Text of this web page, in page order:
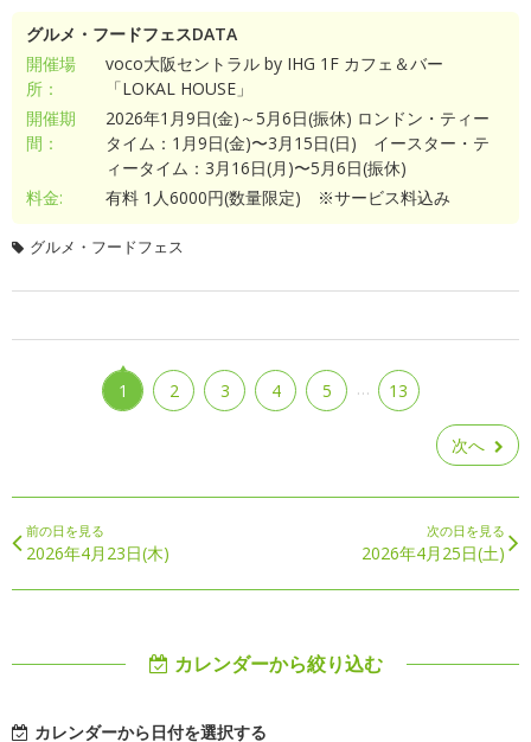
グルメ・フードフェスDATA
開催場
所：
voco大阪セントラル by IHG 1F カフェ＆バー
「LOKAL HOUSE」
開催期
間：
2026年1月9日(金)～5月6日(振休) ロンドン・ティー
タイム：1月9日(金)〜3月15日(日) イースター・テ
ィータイム：3月16日(月)〜5月6日(振休)
料金:
有料 1人6000円(数量限定) ※サービス料込み
グルメ・フードフェス
1 2 3 4 5 … 13
次へ
前の日を見る
2026年4月23日(木)
次の日を見る
2026年4月25日(土)
カレンダーから絞り込む
カレンダーから日付を選択する